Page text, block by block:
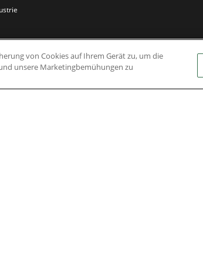
von Cookies auf Ihrem Gerät zu, um die
unsere Marketingbemühungen zu